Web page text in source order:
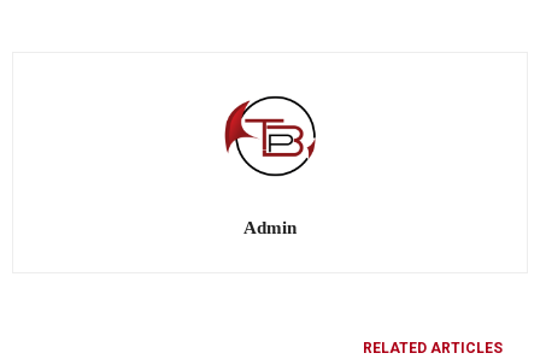
Admin
RELATED ARTICLES